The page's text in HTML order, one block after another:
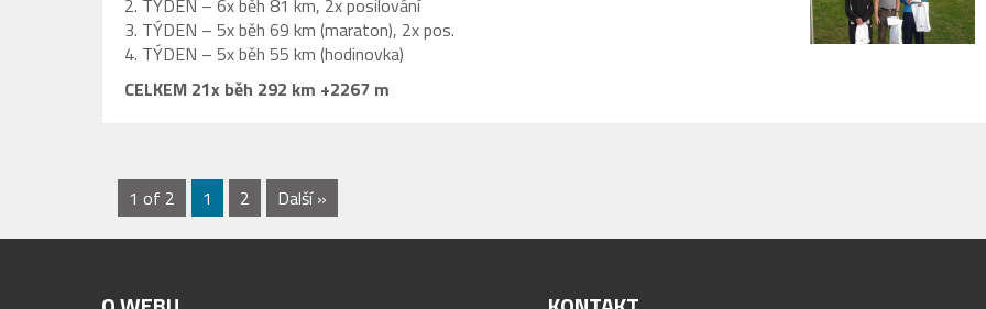
2. TÝDEN – 6x běh 81 km, 2x posilování
3. TÝDEN – 5x běh 69 km (maraton), 2x pos.
4. TÝDEN – 5x běh 55 km (hodinovka)
CELKEM 21x běh 292 km +2267 m
1 of 2 1 2 Další »